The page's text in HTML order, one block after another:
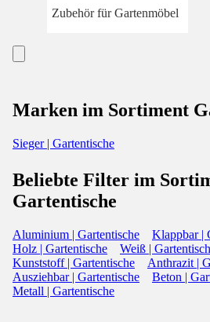
Zubehör für Gartenmöbel
Marken im Sortiment
Sieger | Gartentische
Beliebte Filter im
Gartentische
Aluminium | Gartentische
Klappbar |
Holz | Gartentische
Weiß |
Kunststoff | Gartentische
Anthrazit |
Ausziehbar | Gartentische
Beton |
Metall | Gartentische